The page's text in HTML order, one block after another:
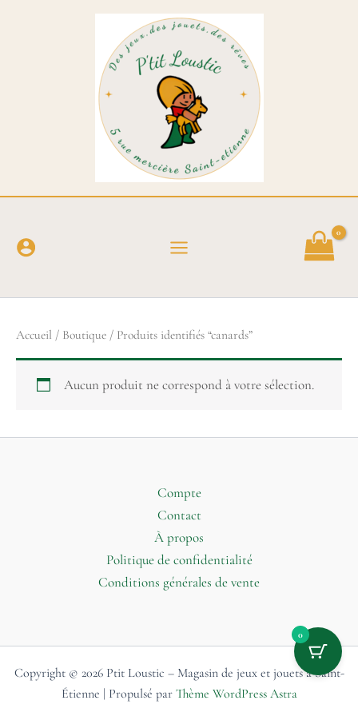
Accueil / Boutique / Produits identifiés “canards”
Aucun produit ne correspond à votre sélection.
Compte
Contact
À propos
Politique de confidentialité
Conditions générales de vente
Copyright © 2026 Ptit Loustic – Magasin de jeux et jouets à Saint-
Étienne | Propulsé par Thème WordPress Astra
0